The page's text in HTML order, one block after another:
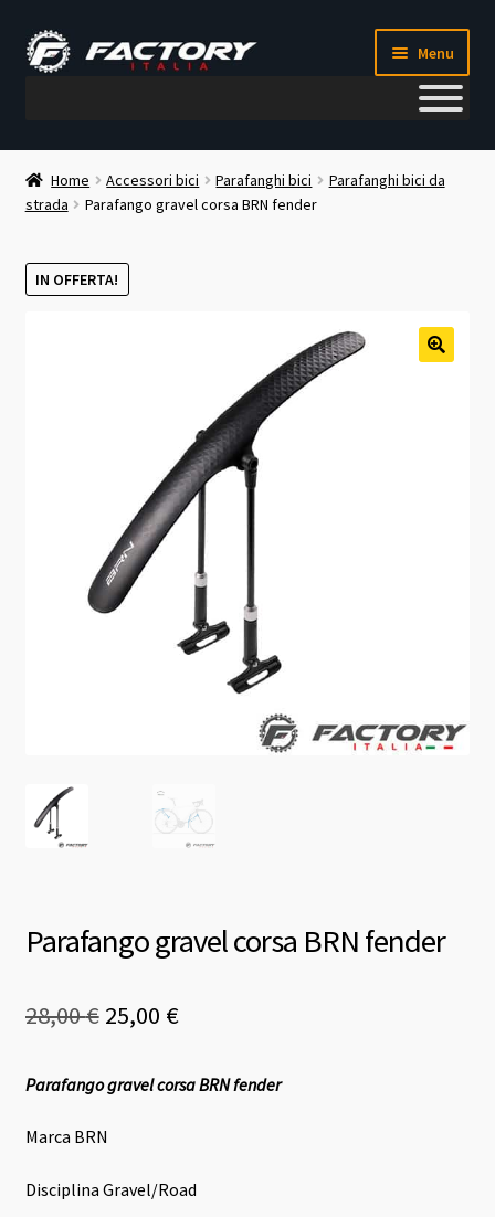
Vai
alla
Vai
al
Menu
Il mio account
Metodi di pagamento
Chi siamo
Home Accessori bici Parafanghi bici
Parafanghi bici da
strada
Parafango gravel corsa BRN fender
IN OFFERTA!
Parafango gravel corsa BRN fender
28,00€ Il
originale
era:
25,00 €Il
attuale
Parafango gravel corsa BRN fender
Marca BRN
Disciplina Gravel/Road